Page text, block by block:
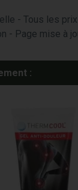
- Tous les
- Page mise à
: